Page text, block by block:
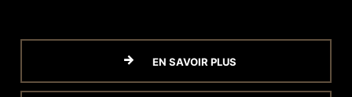
EN SAVOIR PLUS